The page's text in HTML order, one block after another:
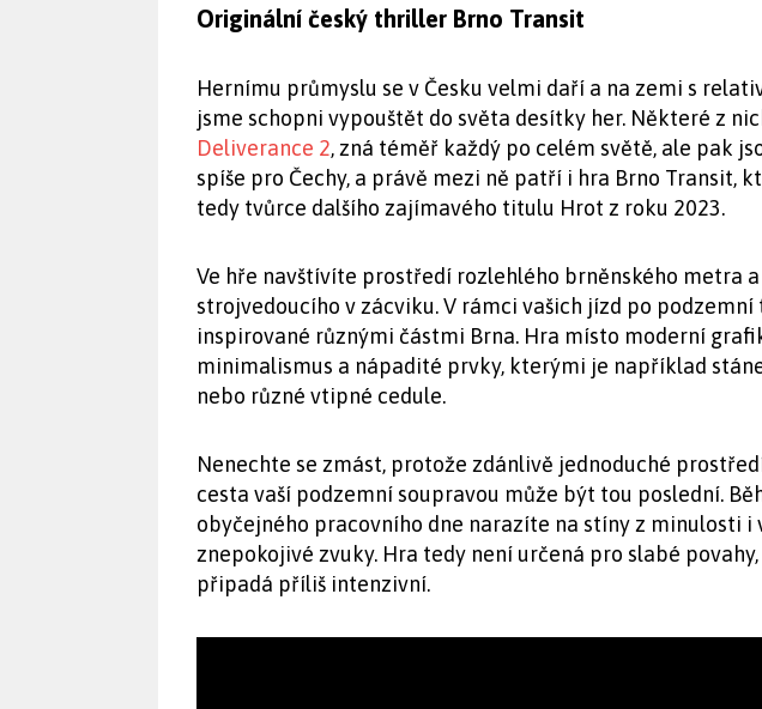
Originální český thriller Brno Transit
Hernímu průmyslu se v Česku velmi daří a na zemi s
jsme schopni vypouštět do světa desítky her. Některé z
Deliverance 2, zná téměř každý po celém světě, ale pak
spíše pro Čechy, a právě mezi ně patří i hra Brno Transit,
tedy tvůrce dalšího zajímavého titulu Hrot z roku 2023.
Ve hře navštívíte prostředí rozlehlého brněnského metra
strojvedoucího v zácviku. V rámci vašich jízd po
inspirované různými částmi Brna. Hra místo moderní
minimalismus a nápadité prvky, kterými je například
nebo různé vtipné cedule.
Nenechte se zmást, protože zdánlivě jednoduché
cesta vaší podzemní soupravou může být tou poslední.
obyčejného pracovního dne narazíte na stíny z minulosti i
znepokojivé zvuky. Hra tedy není určená pro slabé
připadá příliš intenzivní.